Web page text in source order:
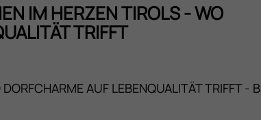
IM HERZEN TIROLS - WO
TRIFFT